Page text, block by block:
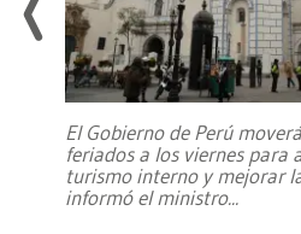
El Gobierno de Perú
feriados a los viernes para
turismo interno y mejorar
informó el ministro...